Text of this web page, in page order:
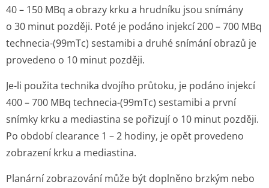
40 – 150 MBq a obrazy krku a hrudníku jsou snímány
o 30 minut později. Poté je podáno injekcí 200 – 700 MBq
technecia-(99mTc) sestamibi a druhé snímání obrazů je
provedeno o 10 minut později.
Je-li použita technika dvojího průtoku, je podáno injekcí
400 – 700 MBq technecia-(99mTc) sestamibi a první
snímky krku a mediastina se pořizují o 10 minut později.
Po období clearance 1 – 2 hodiny, je opět provedeno
zobrazení krku a mediastina.
Planární zobrazování může být doplněno brzkým nebo